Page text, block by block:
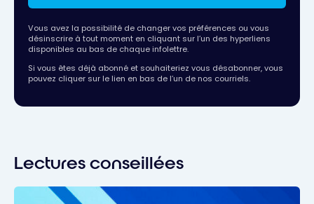
Vous avez la possibilité de changer vos préférences ou vous
désinscrire à tout moment en cliquant sur l’un des hyperliens
disponibles au bas de chaque infolettre.
Si vous êtes déjà abonné et souhaiteriez vous désabonner, vous
pouvez cliquer sur le lien en bas de l’un de nos courriels.
Lectures conseillées